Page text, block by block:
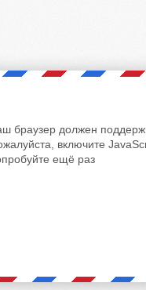
браузер должен
включите
ещё раз